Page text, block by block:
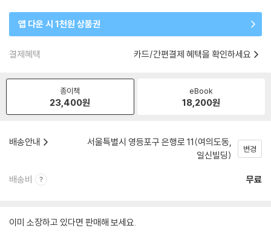
앱 다운 시 1천원 상품권
결제혜택 카드/간편결제 혜택을 확인하세요
종이책
23,400원
eBook
18,200원
배송안내
서울특별시 영등포구 은행로 11(여의도동,
일신빌딩)
변경
배송비 무료
이미 소장하고 있다면 판매해 보세요.